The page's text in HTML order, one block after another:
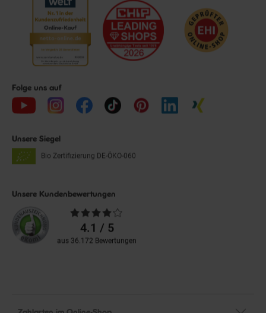
Folge uns auf
Unsere Siegel
Bio Zertifizierung DE-ÖKO-060
Unsere Kundenbewertungen
Durchschnittliche
Bewertungen4.1 / 5
aus 36.172 Bewertungen